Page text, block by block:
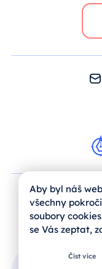
Aby byl náš
všechny
soubory
se Vás zeptat,
Číst více